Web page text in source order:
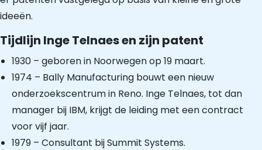
ideeën.
Tijdlijn Inge Telnaes en zijn patent
1930 – geboren in Noorwegen op 19 maart.
1974 – Bally Manufacturing bouwt een nieuw
onderzoekscentrum in Reno. Inge Telnaes, tot dan
manager bij IBM, krijgt de leiding met een contract
voor vijf jaar.
1979 – Consultant bij Summit Systems.